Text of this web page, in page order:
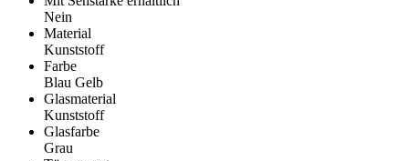
Nein
Material
Kunststoff
Farbe
Blau Gelb
Glasmaterial
Kunststoff
Glasfarbe
Grau